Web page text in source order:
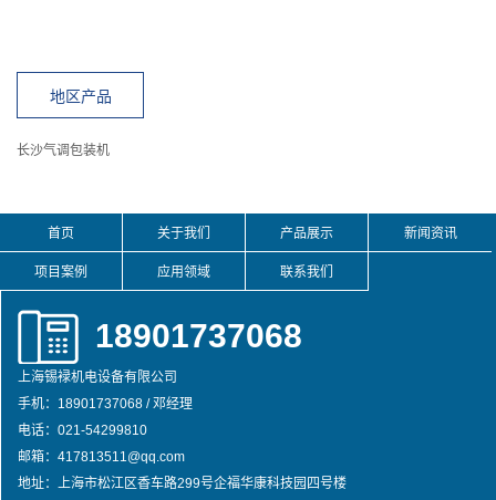
地区产品
长沙气调包装机
首页 关于我们 产品展示 新闻资讯
项目案例 应用领域 联系我们
18901737068
上海锡䘵机电设备有限公司
手机：18901737068 / 邓经理
电话：021-54299810
邮箱：417813511@qq.com
地址：上海市松江区香车路299号企福华康科技园四号楼